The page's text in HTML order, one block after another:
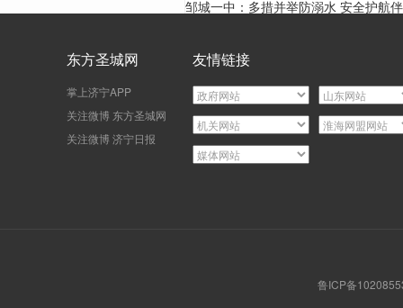
邹城一中：多措并举防溺水 安全护航伴成
东方圣城网
掌上济宁APP
关注微博 东方圣城网
关注微博 济宁日报
友情链接
鲁ICP备